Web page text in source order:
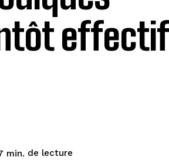
effectif
min. de lecture